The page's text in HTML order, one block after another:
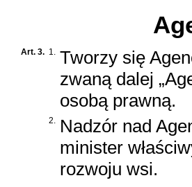
Art. 3. 1. Tworzy się
zwaną dalej
osobą prawną.
2. Nadzór nad
minister
rozwoju wsi.